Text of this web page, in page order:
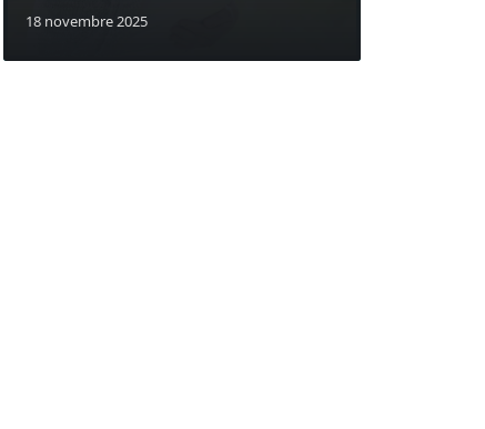
18 novembre 2025